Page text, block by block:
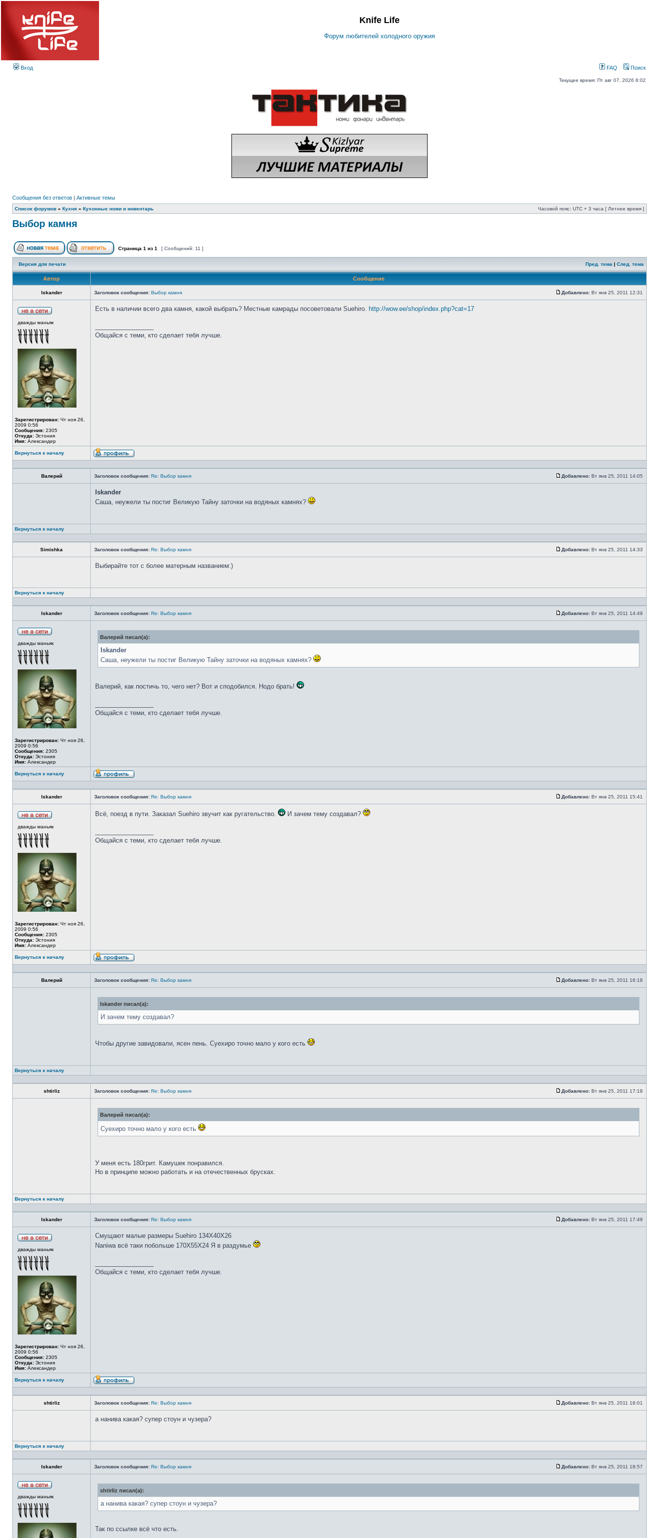
Knife Life
Форум любителей холодного оружия
Вход FAQ Поиск
Текущее время: Пт авг 07, 2026 8:02
Сообщения без ответов | Активные темы
Список форумов » Кухня » Кухонные ножи и инвентарь Часовой пояс: UTC + 3 часа [ Летнее время ]
Выбор камня
Страница 1 из 1 [ Сообщений: 11 ]
Версия для печати Пред. тема | След. тема
Автор Сообщение
Iskander Заголовок сообщения: Выбор камня Добавлено: Вт янв 25, 2011 12:31
дважды маньяк
Зарегистрирован: Чт ноя 26,
2009 0:56
Сообщения: 2305
Откуда: Эстония
Имя: Александер
Есть в наличии всего два камня, какой выбрать? Местные камрады посоветовали Suehiro. http://wow.ee/shop/index.php?cat=17
Общайся с теми, кто сделает тебя лучше.
Вернуться к началу
Валерий Заголовок сообщения: Re: Выбор камня Добавлено: Вт янв 25, 2011 14:05
Iskander
Саша, неужели ты постиг Великую Тайну заточки на водяных камнях?
Вернуться к началу
Simishka Заголовок сообщения: Re: Выбор камня Добавлено: Вт янв 25, 2011 14:33
Выбирайте тот с более матерным названием:)
Вернуться к началу
Iskander Заголовок сообщения: Re: Выбор камня Добавлено: Вт янв 25, 2011 14:49
дважды маньяк
Зарегистрирован: Чт ноя 26,
2009 0:56
Сообщения: 2305
Откуда: Эстония
Имя: Александер
Валерий писал(а):
Iskander
Саша, неужели ты постиг Великую Тайну заточки на водяных камнях?
Валерий, как постичь то, чего нет? Вот и сподобился. Нодо брать!
Общайся с теми, кто сделает тебя лучше.
Вернуться к началу
Iskander Заголовок сообщения: Re: Выбор камня Добавлено: Вт янв 25, 2011 15:41
дважды маньяк
Зарегистрирован: Чт ноя 26,
2009 0:56
Сообщения: 2305
Откуда: Эстония
Имя: Александер
Всё, поезд в пути. Заказал Suehiro звучит как ругательство. И зачем тему создавал?
Общайся с теми, кто сделает тебя лучше.
Вернуться к началу
Валерий Заголовок сообщения: Re: Выбор камня Добавлено: Вт янв 25, 2011 16:18
Iskander писал(а):
И зачем тему создавал?
Чтобы другие завидовали, ясен пень. Суехиро точно мало у кого есть
Вернуться к началу
shtirliz Заголовок сообщения: Re: Выбор камня Добавлено: Вт янв 25, 2011 17:18
Валерий писал(а):
Суехиро точно мало у кого есть
У меня есть 180грит. Камушек понравился.
Но в принципе можно работать и на отечественных брусках.
Вернуться к началу
Iskander Заголовок сообщения: Re: Выбор камня Добавлено: Вт янв 25, 2011 17:49
дважды маньяк
Зарегистрирован: Чт ноя 26,
2009 0:56
Сообщения: 2305
Откуда: Эстония
Имя: Александер
Смущают малые размеры Suehiro 134Х40Х26
Naniwa всё таки побольше 170Х55Х24 Я в раздумье
Общайся с теми, кто сделает тебя лучше.
Вернуться к началу
shtirliz Заголовок сообщения: Re: Выбор камня Добавлено: Вт янв 25, 2011 18:01
а нанива какая? супер стоун и чузера?
Вернуться к началу
Iskander Заголовок сообщения: Re: Выбор камня Добавлено: Вт янв 25, 2011 18:57
дважды маньяк
shtirliz писал(а):
а нанива какая? супер стоун и чузера?
Так по ссылке всё что есть.